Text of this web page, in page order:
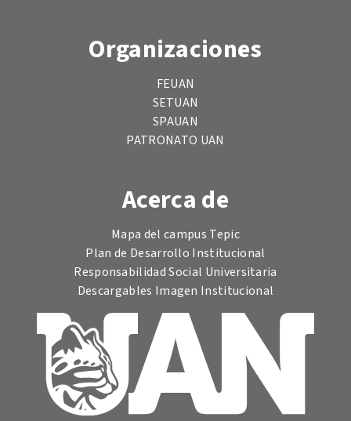
Organizaciones
FEUAN
SETUAN
SPAUAN
PATRONATO UAN
Acerca de
Mapa del campus Tepic
Plan de Desarrollo Institucional
Responsabilidad Social Universitaria
Descargables Imagen Institucional